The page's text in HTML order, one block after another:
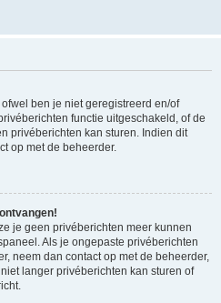
ben je niet geregistreerd en/of
functie uitgeschakeld, of de
privéberichten kan sturen. Indien dit
op met de beheerder.
je geen privéberichten meer kunnen
Als je ongepaste privéberichten
neem dan contact op met de beheerder,
langer privéberichten kan sturen of